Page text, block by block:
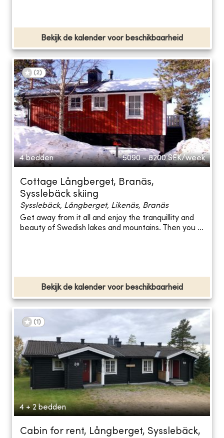
Bekijk de kalender voor beschikbaarheid
(2)
4 bedden 5090 - 8200 SEK/week
Cottage Långberget, Branäs,
Sysslebäck skiing
Sysslebäck, Långberget, Likenäs, Branäs
Get away from it all and enjoy the tranquillity and
beauty of Swedish lakes and mountains. Then you ...
Bekijk de kalender voor beschikbaarheid
(1 )
4 + 2 bedden
Cabin for rent, Långberget, Sysslebäck,